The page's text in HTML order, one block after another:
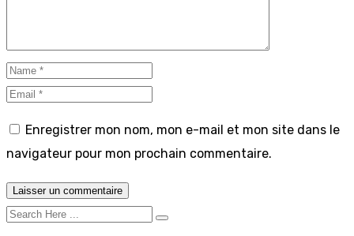
Enregistrer mon nom, mon e-mail et mon site dans le
navigateur pour mon prochain commentaire.